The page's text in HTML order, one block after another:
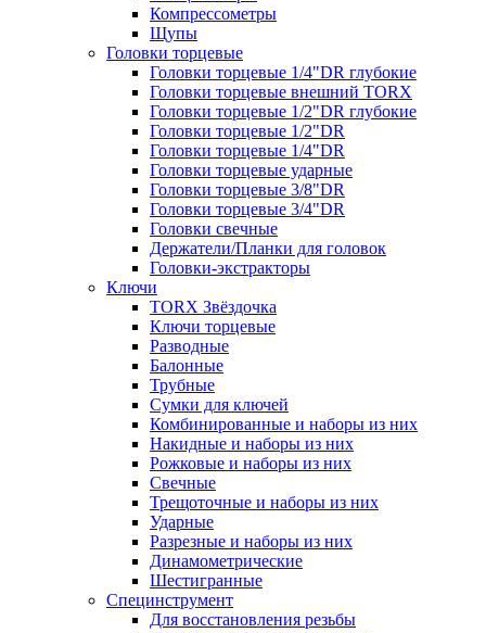
Компрессометры
Щупы
Головки торцевые
Головки торцевые 1/4"DR глубокие
Головки торцевые внешний TORX
Головки торцевые 1/2"DR глубокие
Головки торцевые 1/2"DR
Головки торцевые 1/4"DR
Головки торцевые ударные
Головки торцевые 3/8"DR
Головки торцевые 3/4"DR
Головки свечные
Держатели/Планки для головок
Головки-экстракторы
Ключи
TORX Звёздочка
Ключи торцевые
Разводные
Балонные
Трубные
Сумки для ключей
Комбинированные и наборы из них
Накидные и наборы из них
Рожковые и наборы из них
Свечные
Трещоточные и наборы из них
Ударные
Разрезные и наборы из них
Динамометрические
Шестигранные
Специнструмент
Для восстановления резьбы